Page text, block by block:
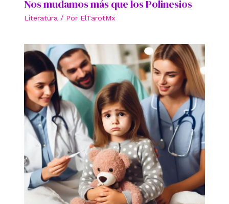
Nos mudamos más que los Polinesios
Literatura / Por ElTarotMx